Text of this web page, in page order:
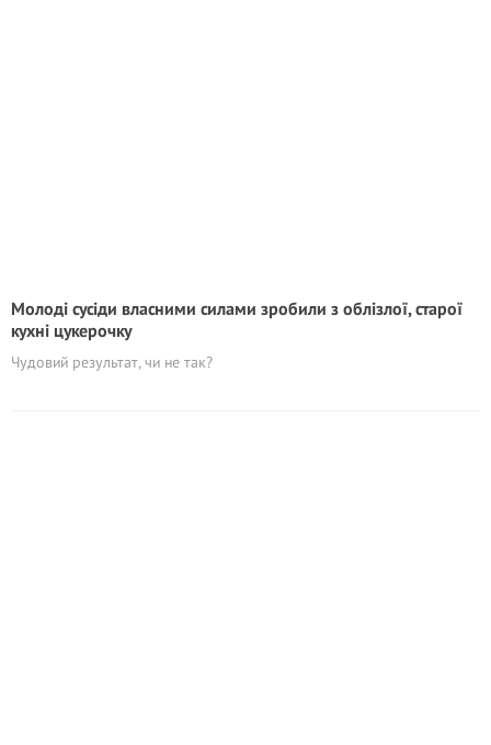
Молоді сусіди власними силами зробили з облізлої, старої
кухні цукерочку
Чудовий результат, чи не так?